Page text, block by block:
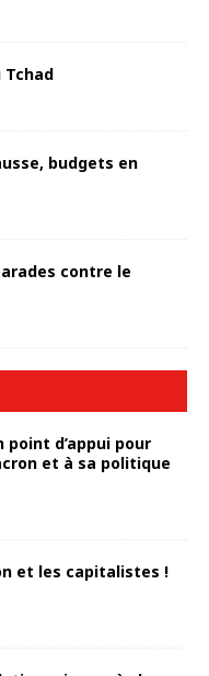
Tchad
budgets en
contre le
point d’appui pour
et à sa politique
et les capitalistes !